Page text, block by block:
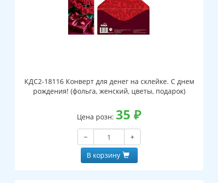
КДС2-18116 Конверт для денег на склейке. С днем
рождения! (фольга, женский, цветы, подарок)
Цена розн: 35 ₽
−
+
В корзину